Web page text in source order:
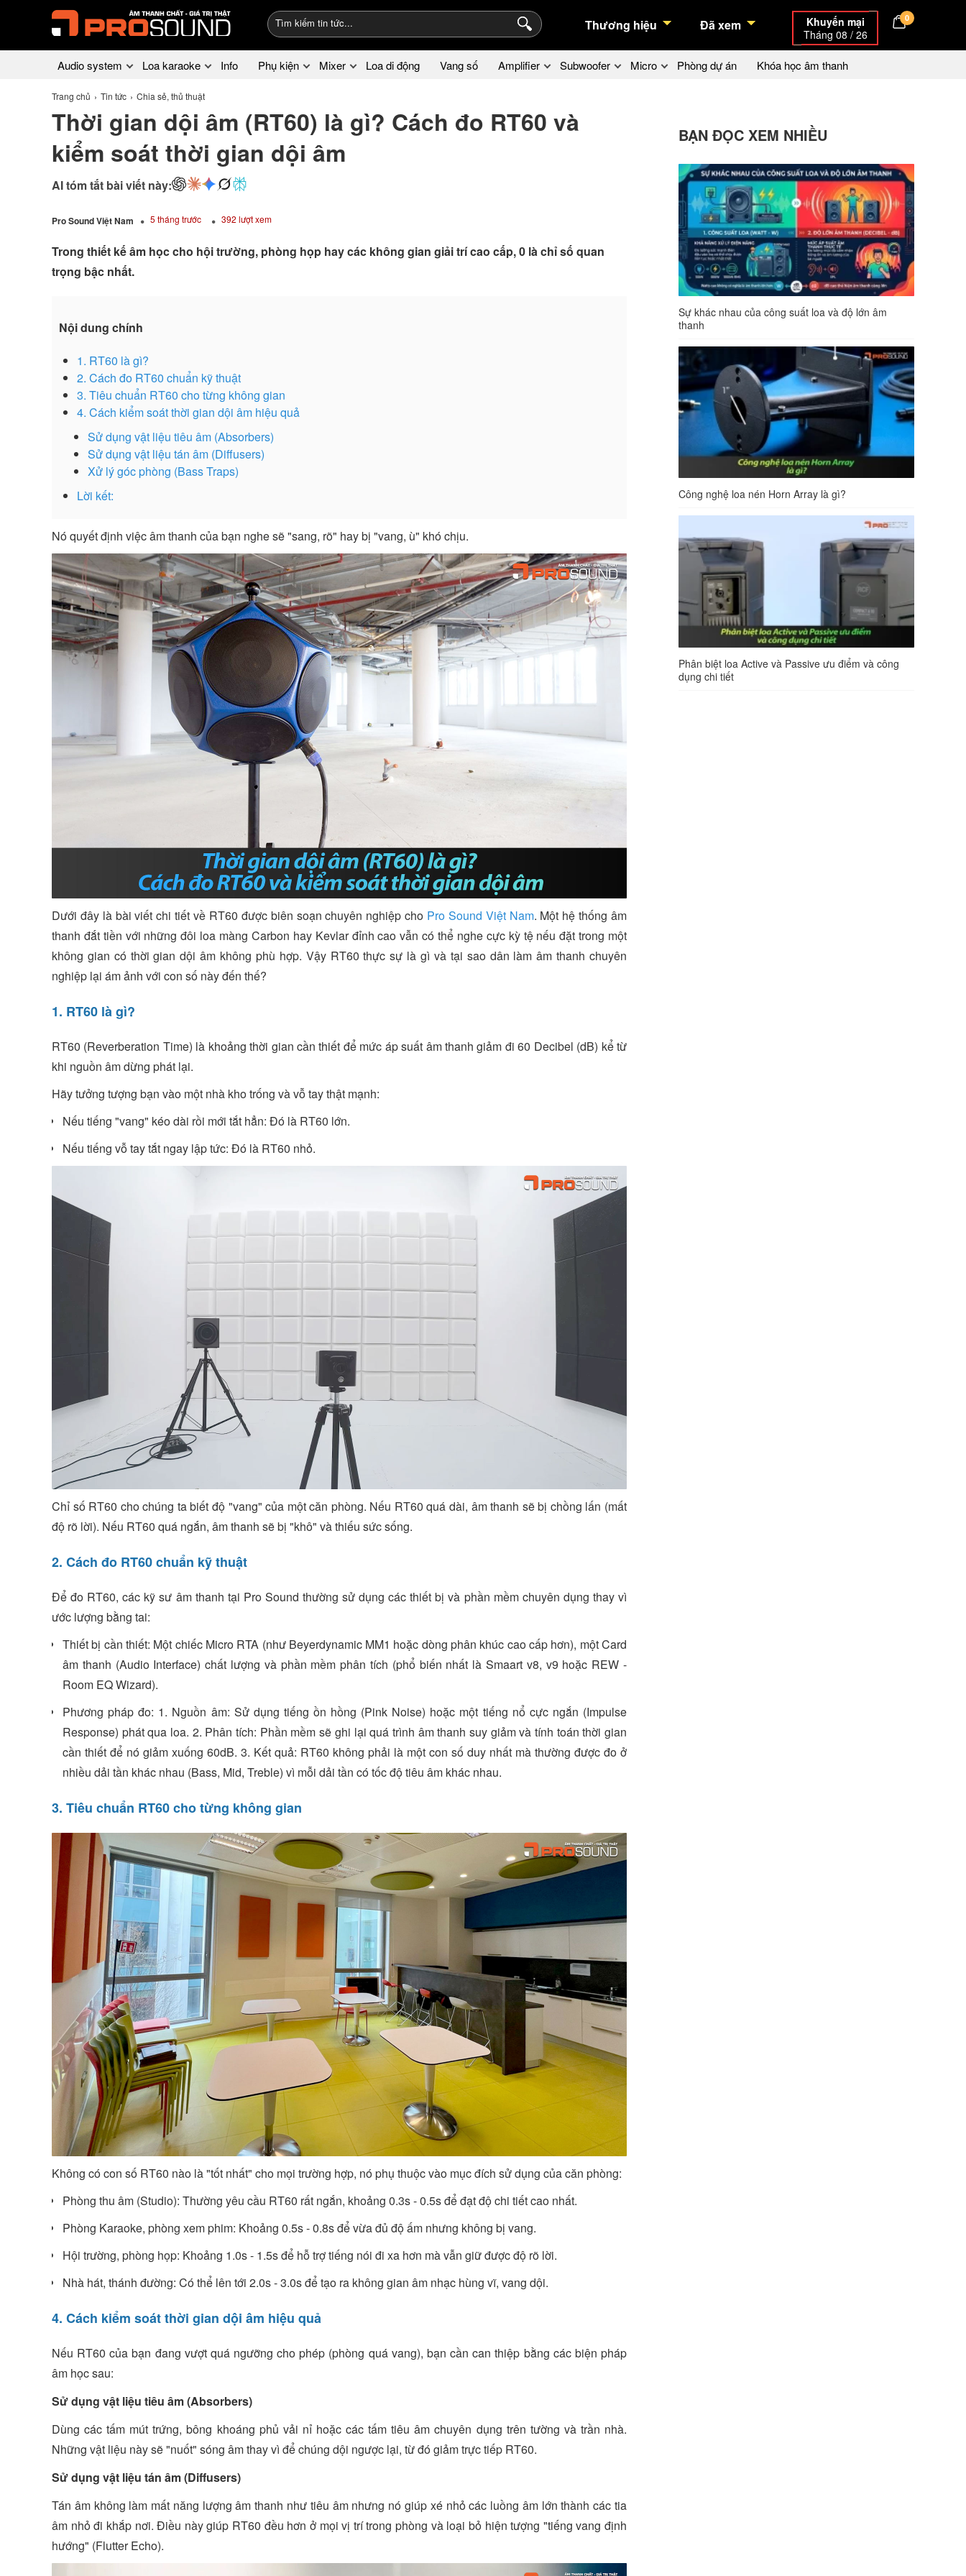
Thương hiệu Đã xem
Khuyến mại
Tháng 08 / 26
0
Audio system Loa karaoke Info Phụ kiện Mixer Loa di động Vang số Amplifier Subwoofer Micro Phòng dự án Khóa học âm thanh
Trang chủ Tin tức Chia sẻ, thủ thuật
Thời gian dội âm (RT60) là gì? Cách đo RT60 và
kiểm soát thời gian dội âm
AI tóm tắt bài viết này:
Pro Sound Việt Nam 5 tháng trước 392 lượt xem
Trong thiết kế âm học cho hội trường, phòng họp hay các không gian giải trí cao cấp, 0 là chỉ số quan
trọng bậc nhất.
Nội dung chính
1. RT60 là gì?
2. Cách đo RT60 chuẩn kỹ thuật
3. Tiêu chuẩn RT60 cho từng không gian
4. Cách kiểm soát thời gian dội âm hiệu quả
Sử dụng vật liệu tiêu âm (Absorbers)
Sử dụng vật liệu tán âm (Diffusers)
Xử lý góc phòng (Bass Traps)
Lời kết:
Nó quyết định việc âm thanh của bạn nghe sẽ "sang, rõ" hay bị "vang, ù" khó chịu.
Dưới đây là bài viết chi tiết về RT60 được biên soạn chuyên nghiệp cho Pro Sound Việt Nam. Một hệ thống âm
thanh đắt tiền với những đôi loa màng Carbon hay Kevlar đỉnh cao vẫn có thể nghe cực kỳ tệ nếu đặt trong một
không gian có thời gian dội âm không phù hợp. Vậy RT60 thực sự là gì và tại sao dân làm âm thanh chuyên
nghiệp lại ám ảnh với con số này đến thế?
1. RT60 là gì?
RT60 (Reverberation Time) là khoảng thời gian cần thiết để mức áp suất âm thanh giảm đi 60 Decibel (dB) kể từ
khi nguồn âm dừng phát lại.
Hãy tưởng tượng bạn vào một nhà kho trống và vỗ tay thật mạnh:
Nếu tiếng "vang" kéo dài rồi mới tắt hẳn: Đó là RT60 lớn.
Nếu tiếng vỗ tay tắt ngay lập tức: Đó là RT60 nhỏ.
Chỉ số RT60 cho chúng ta biết độ "vang" của một căn phòng. Nếu RT60 quá dài, âm thanh sẽ bị chồng lấn (mất
độ rõ lời). Nếu RT60 quá ngắn, âm thanh sẽ bị "khô" và thiếu sức sống.
2. Cách đo RT60 chuẩn kỹ thuật
Để đo RT60, các kỹ sư âm thanh tại Pro Sound thường sử dụng các thiết bị và phần mềm chuyên dụng thay vì
ước lượng bằng tai:
Thiết bị cần thiết: Một chiếc Micro RTA (như Beyerdynamic MM1 hoặc dòng phân khúc cao cấp hơn), một Card
âm thanh (Audio Interface) chất lượng và phần mềm phân tích (phổ biến nhất là Smaart v8, v9 hoặc REW -
Room EQ Wizard).
Phương pháp đo: 1. Nguồn âm: Sử dụng tiếng ồn hồng (Pink Noise) hoặc một tiếng nổ cực ngắn (Impulse
Response) phát qua loa. 2. Phân tích: Phần mềm sẽ ghi lại quá trình âm thanh suy giảm và tính toán thời gian
cần thiết để nó giảm xuống 60dB. 3. Kết quả: RT60 không phải là một con số duy nhất mà thường được đo ở
nhiều dải tần khác nhau (Bass, Mid, Treble) vì mỗi dải tần có tốc độ tiêu âm khác nhau.
3. Tiêu chuẩn RT60 cho từng không gian
Không có con số RT60 nào là "tốt nhất" cho mọi trường hợp, nó phụ thuộc vào mục đích sử dụng của căn phòng:
Phòng thu âm (Studio): Thường yêu cầu RT60 rất ngắn, khoảng 0.3s - 0.5s để đạt độ chi tiết cao nhất.
Phòng Karaoke, phòng xem phim: Khoảng 0.5s - 0.8s để vừa đủ độ ấm nhưng không bị vang.
Hội trường, phòng họp: Khoảng 1.0s - 1.5s để hỗ trợ tiếng nói đi xa hơn mà vẫn giữ được độ rõ lời.
Nhà hát, thánh đường: Có thể lên tới 2.0s - 3.0s để tạo ra không gian âm nhạc hùng vĩ, vang dội.
4. Cách kiểm soát thời gian dội âm hiệu quả
Nếu RT60 của bạn đang vượt quá ngưỡng cho phép (phòng quá vang), bạn cần can thiệp bằng các biện pháp
âm học sau:
Sử dụng vật liệu tiêu âm (Absorbers)
Dùng các tấm mút trứng, bông khoáng phủ vải nỉ hoặc các tấm tiêu âm chuyên dụng trên tường và trần nhà.
Những vật liệu này sẽ "nuốt" sóng âm thay vì để chúng dội ngược lại, từ đó giảm trực tiếp RT60.
Sử dụng vật liệu tán âm (Diffusers)
Tán âm không làm mất năng lượng âm thanh như tiêu âm nhưng nó giúp xé nhỏ các luồng âm lớn thành các tia
âm nhỏ đi khắp nơi. Điều này giúp RT60 đều hơn ở mọi vị trí trong phòng và loại bỏ hiện tượng "tiếng vang định
hướng" (Flutter Echo).
BẠN ĐỌC XEM NHIỀU
Sự khác nhau của công suất loa và độ lớn âm
thanh
Công nghệ loa nén Horn Array là gì?
Phân biệt loa Active và Passive ưu điểm và công
dụng chi tiết